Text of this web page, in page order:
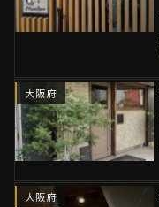
大阪府
大阪府